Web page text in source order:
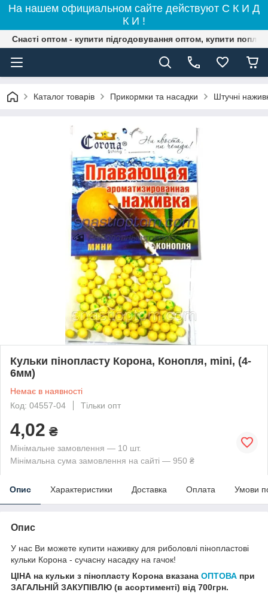
На нашем официальном сайте действуют С К И Д
К И !
Снасті оптом - купити підгодовування оптом, купити
Каталог товарів Прикормки та насадки Штучні
Кульки пінопласту Корона, Конопля, mini, (4-
6мм)
Немає в наявності
Код: 04557-04
Тільки опт
4,02 ₴
Мінімальне замовлення — 10 шт.
Мінімальна сума замовлення на сайті — 950 ₴
Опис Характеристики Доставка Оплата Умови
Опис
У нас Ви можете купити наживку для риболовлі пінопластові
кульки Корона - сучасну насадку на гачок!
ЦІНА на кульки з пінопласту Корона вказана ОПТОВА при
ЗАГАЛЬНІЙ ЗАКУПІВЛЮ (в асортименті) від 700грн.